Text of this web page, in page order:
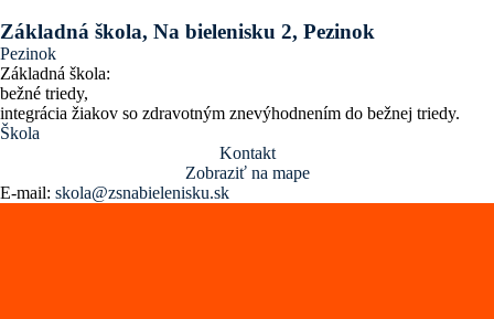
Základná škola, Na bielenisku 2, Pezinok
Pezinok
Základná škola:
bežné triedy,
integrácia žiakov so zdravotným znevýhodnením do bežnej triedy.
Škola
Kontakt
Zobraziť na mape
E-mail: skola@zsnabielenisku.sk